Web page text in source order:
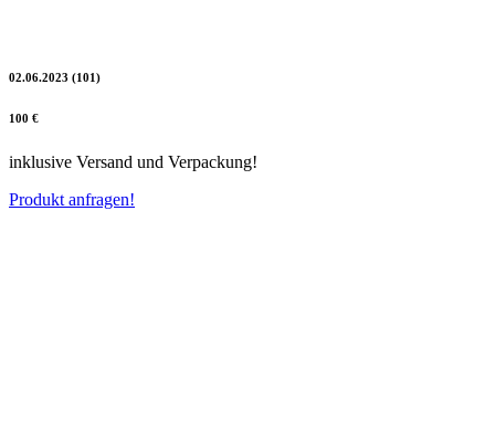
02.06.2023 (101)
100 €
inklusive Versand und Verpackung!
Produkt anfragen!